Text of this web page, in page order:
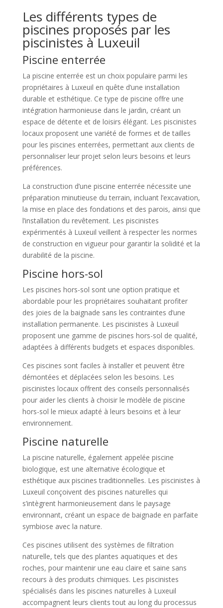
Les différents types de
piscines proposés par les
piscinistes à Luxeuil
Piscine enterrée
La piscine enterrée est un choix populaire parmi les
propriétaires à Luxeuil en quête d’une installation
durable et esthétique. Ce type de piscine offre une
intégration harmonieuse dans le jardin, créant un
espace de détente et de loisirs élégant. Les piscinistes
locaux proposent une variété de formes et de tailles
pour les piscines enterrées, permettant aux clients de
personnaliser leur projet selon leurs besoins et leurs
préférences.
La construction d’une piscine enterrée nécessite une
préparation minutieuse du terrain, incluant l’excavation,
la mise en place des fondations et des parois, ainsi que
l’installation du revêtement. Les piscinistes
expérimentés à Luxeuil veillent à respecter les normes
de construction en vigueur pour garantir la solidité et la
durabilité de la piscine.
Piscine hors-sol
Les piscines hors-sol sont une option pratique et
abordable pour les propriétaires souhaitant profiter
des joies de la baignade sans les contraintes d’une
installation permanente. Les piscinistes à Luxeuil
proposent une gamme de piscines hors-sol de qualité,
adaptées à différents budgets et espaces disponibles.
Ces piscines sont faciles à installer et peuvent être
démontées et déplacées selon les besoins. Les
piscinistes locaux offrent des conseils personnalisés
pour aider les clients à choisir le modèle de piscine
hors-sol le mieux adapté à leurs besoins et à leur
environnement.
Piscine naturelle
La piscine naturelle, également appelée piscine
biologique, est une alternative écologique et
esthétique aux piscines traditionnelles. Les piscinistes à
Luxeuil conçoivent des piscines naturelles qui
s’intègrent harmonieusement dans le paysage
environnant, créant un espace de baignade en parfaite
symbiose avec la nature.
Ces piscines utilisent des systèmes de filtration
naturelle, tels que des plantes aquatiques et des
roches, pour maintenir une eau claire et saine sans
recours à des produits chimiques. Les piscinistes
spécialisés dans les piscines naturelles à Luxeuil
accompagnent leurs clients tout au long du processus